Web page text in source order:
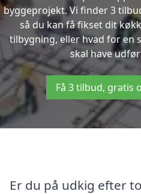
byggeprojekt. Vi finder 3
så du kan få fikset dit
tilbygning, eller hvad for en
skal have
Få 3 tilbud, gratis
Er du på udkig efter